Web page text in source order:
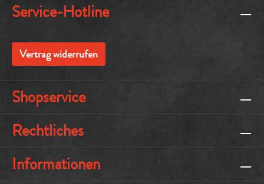
Service-Hotline
Vertrag widerrufen
Shopservice
Rechtliches
Informationen